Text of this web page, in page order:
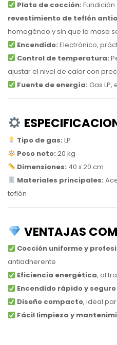
Plato de cocción:
revestimiento de teflón
homogéneo y sin que la masa
Encendido: Electrónico,
Control de temperatura:
ajustar el nivel de calor con
Fuente de energía: Gas
Tipo de gas: LP
Peso neto: 20 kg
Dimensiones: 40 x 20 cm
Materiales principales:
teflón
VENTAJAS
Cocción uniforme y
antiadherente
Eficiencia energética, al
Encendido rápido y seguro
Diseño compacto, ideal
Fácil limpieza y